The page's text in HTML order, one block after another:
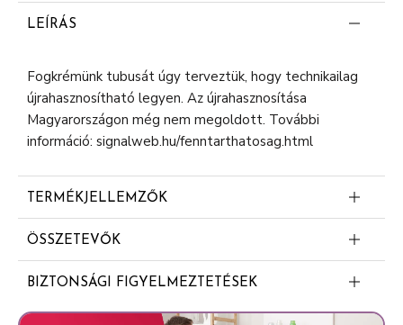
LEÍRÁS
Fogkrémünk tubusát úgy terveztük, hogy technikailag
újrahasznosítható legyen. Az újrahasznosítása
Magyarországon még nem megoldott. További
információ: signalweb.hu/fenntarthatosag.html
TERMÉKJELLEMZŐK
Hatékony fogszuvasodás elleni védelem
ÖSSZETEVŐK
Aqua
BIZTONSÁGI FIGYELMEZTETÉSEK
Nátrium-fluoridot ás nátrium-monofluor-foszfátot